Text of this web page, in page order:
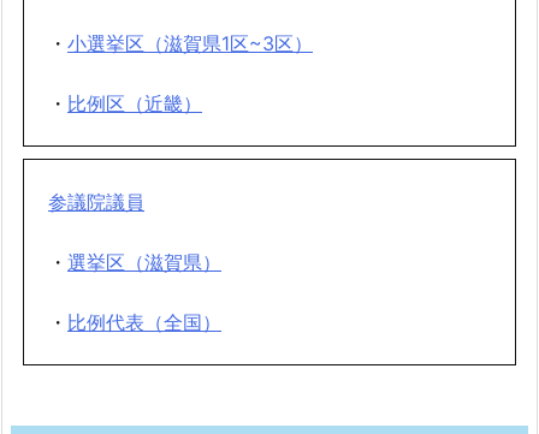
・ 小選挙区（滋賀県1区~3区）
・ 比例区（近畿）
参議院議員
・ 選挙区（滋賀県）
・ 比例代表（全国）